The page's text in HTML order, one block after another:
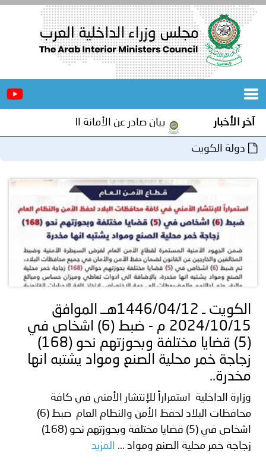
الرئيسية
المجلس
مؤتمرات
و
اجتماعات
جهود
و
إنجازات
برامج
توعوية
الخدمات
الإلكترونية
وفيديو
مجلة
أصداء
الأمانة
إعلانات
من
نحن
اتصل
بنا
آخر الأخبار بيان صادر عن الأمانة العامة لمجلس وزراء
دولة الكويت
الكويت ـ 1446/04/12هــ الموافق
2024/10/15 م - ضبط (6) اشخاص في
(5) قضايا مختلفة وبحوزتهم نحو (168)
زجاجة خمر محلية الصنع ومواد يشتبه انها
مخدرة..
وزارة الداخلية استمراراً للإنتشار الأمني في كافة
محافظات البلاد لحفظ الأمن والنظام العام ضبط (6)
اشخاص في (5) قضايا مختلفة وبحوزتهم نحو (168)
زجاجة خمر محلية الصنع ومواد ...
المزيد